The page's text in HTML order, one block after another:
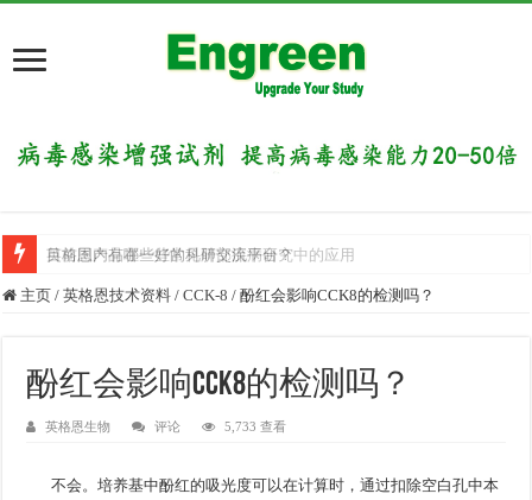
英格恩产品在一些常见肺部疾病研究中的应用
目前国内有哪些好的科研交流平台？
主页 / 英格恩技术资料 / CCK-8 / 酚红会影响CCK8的检测吗？
酚红会影响CCK8的检测吗？
英格恩生物 评论 5,733 查看
不会。培养基中酚红的吸光度可以在计算时，通过扣除空白孔中本